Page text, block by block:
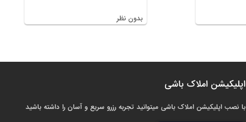
بدون نظر
اپلیکیشن املاک باشی
با نصب اپلیکیشن املاک باشی میتوانید تجربه رزرو سریع و آسان را داشته باشید